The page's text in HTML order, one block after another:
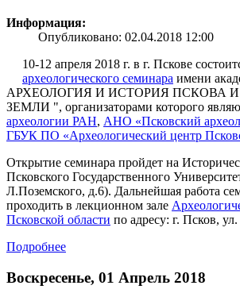
Информация:
Опубликовано: 02.04.2018 12:00
10-12 апреля 2018 г. в г. Пскове
археологического семинара имени
АРХЕОЛОГИЯ И ИСТОРИЯ ПСКОВА
ЗЕМЛИ ", организаторами которого
археологии РАН, АНО «Псковский
ГБУК ПО «Археологический центр
Открытие семинара пройдет на
Псковского Государственного
Л.Поземского, д.6). Дальнейшая работа
проходить в лекционном зале
Псковской области по адресу: г. Псков,
Подробнее
Воскресенье, 01 Апрель 2018